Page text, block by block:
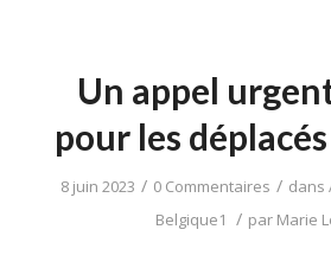
Un appel
pour les
8 juin 2023 / 0 Commentaires / dans
Belgique1 / par Marie